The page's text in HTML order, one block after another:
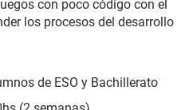
con poco código con el
los procesos del desarrollo
de ESO y Bachillerato